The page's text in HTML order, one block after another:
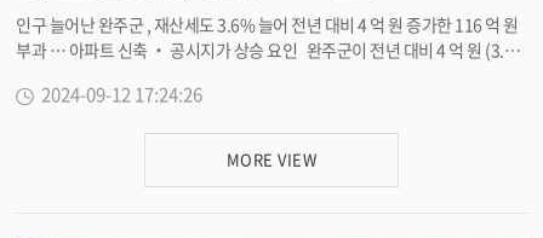
인구 늘어난 완주군 , 재산세도 3.6% 늘어 전년 대비 4 억 원 증가한 116 억 원
부과 … 아파트 신축 ‧ 공시지가 상승 요인 완주군이 전년 대비 4 억 원 (3.
과된 재산세는 토지 및 주택 2 기분이다 . 재산세 토지분은 지난해보다 3 억 원
2024-09-12 17:24:26
MORE VIEW